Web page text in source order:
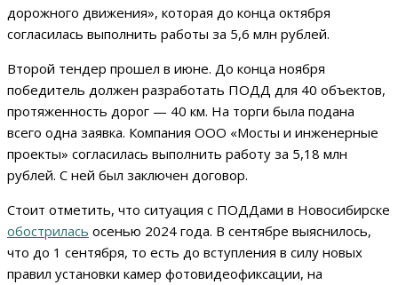
дорожного движения», которая до конца октября
согласилась выполнить работы за 5,6 млн рублей.
Второй тендер прошел в июне. До конца ноября
победитель должен разработать ПОДД для 40 объектов,
протяженность дорог — 40 км. На торги была подана
всего одна заявка. Компания ООО «Мосты и инженерные
проекты» согласилась выполнить работу за 5,18 млн
рублей. С ней был заключен договор.
Стоит отметить, что ситуация с ПОДДами в Новосибирске
обострилась осенью 2024 года. В сентябре выяснилось,
что до 1 сентября, то есть до вступления в силу новых
правил установки камер фотовидеофиксации, на